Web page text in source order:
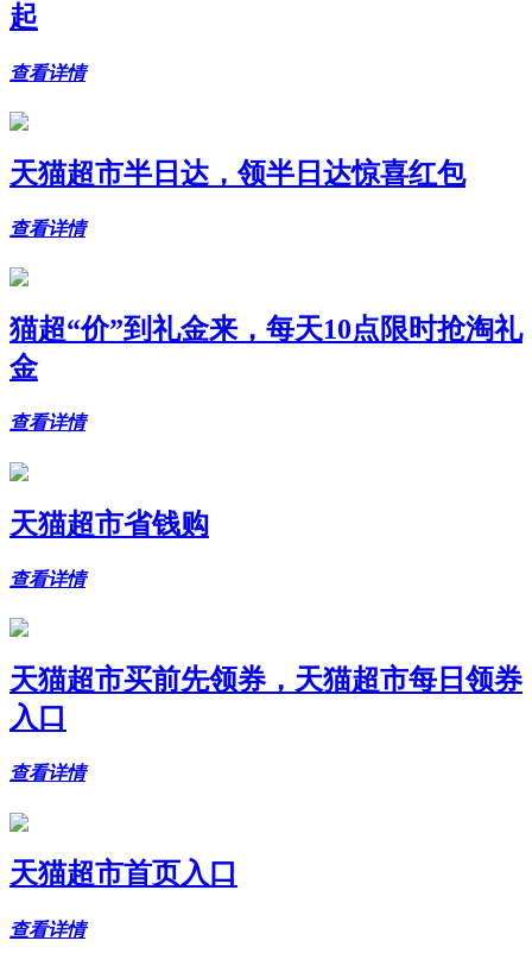
起
查看详情
天猫超市半日达，领半日达惊喜红包
查看详情
猫超“价”到礼金来，每天10点限时抢淘礼
金
查看详情
天猫超市省钱购
查看详情
天猫超市买前先领券，天猫超市每日领券
入口
查看详情
天猫超市首页入口
查看详情